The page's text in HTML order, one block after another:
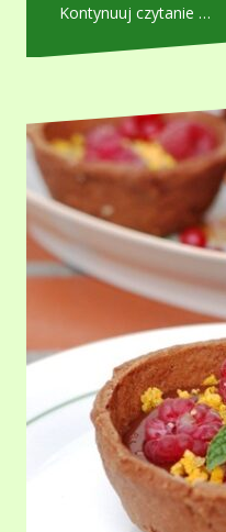
Kontynuuj czytanie …